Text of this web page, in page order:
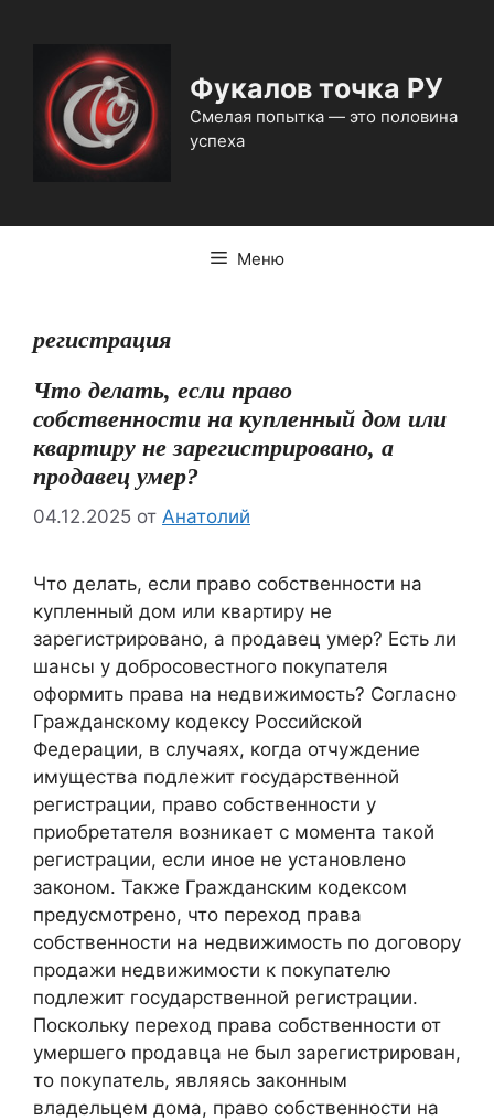
содержимому
Фукалов точка РУ
Смелая попытка — это половина
успеха
Меню
регистрация
Что делать, если право
собственности на купленный дом или
квартиру не зарегистрировано, а
продавец умер?
04.12.2025 от Анатолий
Что делать, если право собственности на
купленный дом или квартиру не
зарегистрировано, а продавец умер? Есть ли
шансы у добросовестного покупателя
оформить права на недвижимость? Согласно
Гражданскому кодексу Российской
Федерации, в случаях, когда отчуждение
имущества подлежит государственной
регистрации, право собственности у
приобретателя возникает с момента такой
регистрации, если иное не установлено
законом. Также Гражданским кодексом
предусмотрено, что переход права
собственности на недвижимость по договору
продажи недвижимости к покупателю
подлежит государственной регистрации.
Поскольку переход права собственности от
умершего продавца не был зарегистрирован,
то покупатель, являясь законным
владельцем дома, право собственности на